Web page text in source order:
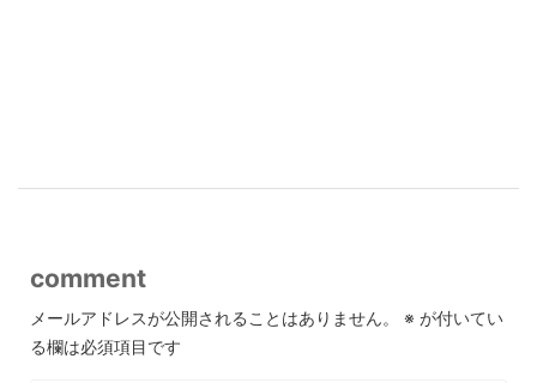
comment
メールアドレスが公開されることはありません。 ※ が付いてい
る欄は必須項目です